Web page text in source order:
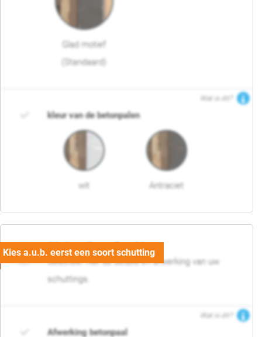
Glad motief
(Standaard)
Wat is dit?
kleur van de betonpalen
wit Antraciet
03. Detail en afwerking
Selecteer hier de details en afwerking van uw
schuttings.
Wat is dit?
Afwerking betonpaal